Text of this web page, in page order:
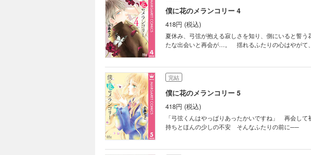
僕に花のメランコリー 4
418円 (税込)
夏休み、弓弦が抱える寂しさを知り、側にいると誓
たな出会いと再会が…。 揺れるふたりの心はやがて
完結
僕に花のメランコリー 5
418円 (税込)
「弓弦くんはやっぱりあったかいですね」 再会し
持ちとほんの少しの不安 そんなふたりの前に──